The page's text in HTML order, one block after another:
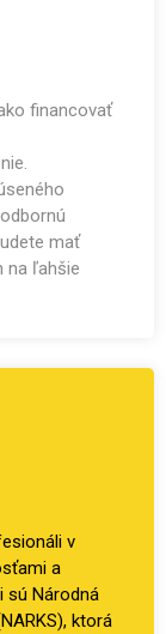
financovať
mať
na ľahšie
v
a
sú Národná
ktorá